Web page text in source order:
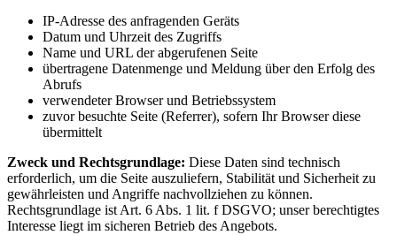
IP-Adresse des anfragenden Geräts
Datum und Uhrzeit des Zugriffs
Name und URL der abgerufenen Seite
übertragene Datenmenge und Meldung über den Erfolg des
Abrufs
verwendeter Browser und Betriebssystem
zuvor besuchte Seite (Referrer), sofern Ihr Browser diese
übermittelt
Zweck und Rechtsgrundlage: Diese Daten sind technisch
erforderlich, um die Seite auszuliefern, Stabilität und Sicherheit zu
gewährleisten und Angriffe nachvollziehen zu können.
Rechtsgrundlage ist Art. 6 Abs. 1 lit. f DSGVO; unser berechtigtes
Interesse liegt im sicheren Betrieb des Angebots.